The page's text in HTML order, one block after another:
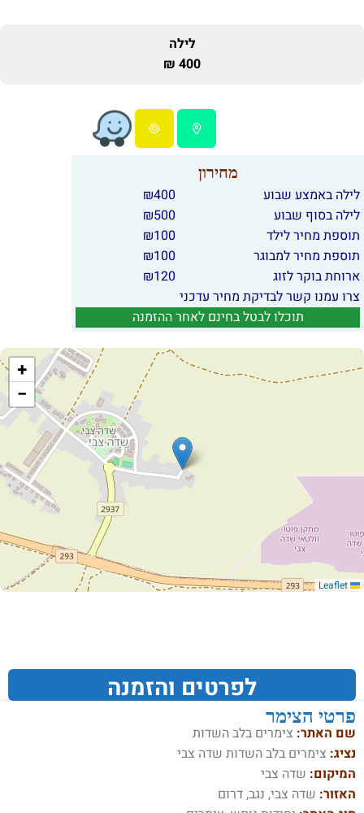
לילה
400 ₪
מחירון
לילה באמצע שבוע 400
₪
לילה בסוף שבוע
500
₪
תוספת מחיר לילד
100
₪
תוספת מחיר למבוגר
100
₪
ארוחת בוקר לזוג
120
₪
צרו עמנו קשר לבדיקת מחיר עדכני
תוכלו לבטל בחינם לאחר ההזמנה
+
−
Leaflet
לפרטים והזמנה
פרטי הצימר
שם האתר: צימרים בלב השדות
נציג: צימרים בלב השדות שדה צבי
המיקום: שדה צבי
האזור: שדה צבי, נגב, דרום